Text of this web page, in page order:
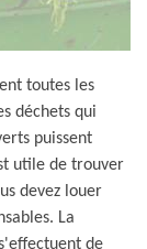
toutes les
déchets qui
puissent
utile de trouver
devez louer
La
de